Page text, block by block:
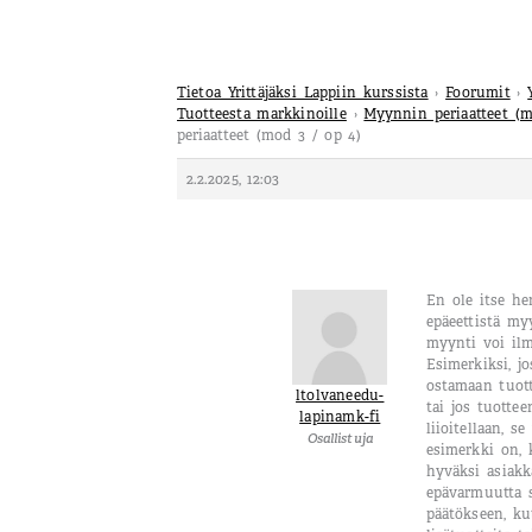
Tietoa Yrittäjäksi Lappiin kurssista › Foorumit ›
Tuotteesta markkinoille › Myynnin periaatteet
periaatteet (mod 3 / op 4)
2.2.2025, 12:03
ltolvaneedu-
lapinamk-fi
Osallistuja
En ole itse
epäeettistä
myynti voi
Esimerkiksi,
ostamaan
tai jos
liioitellaan, se
esimerkki on,
hyväksi
epävarmuutta
päätökseen,